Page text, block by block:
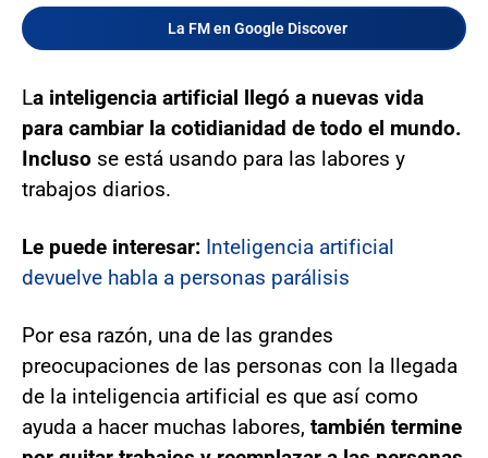
La FM en Google Discover
La inteligencia artificial llegó a nuevas vida
para cambiar la cotidianidad de todo el mundo.
Incluso se está usando para las labores y
trabajos diarios.
Le puede interesar: Inteligencia artificial
devuelve habla a personas parálisis
Por esa razón, una de las grandes
preocupaciones de las personas con la llegada
de la inteligencia artificial es que así como
ayuda a hacer muchas labores, también termine